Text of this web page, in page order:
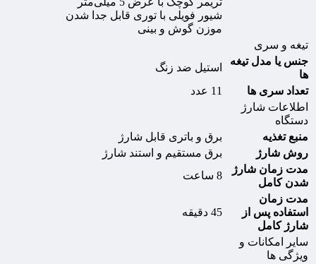
شیور فویلی با توری قابل جدا شدن
موزن گوش و بینی
تیغه و سری
جنس یا مدل تیغه
ها
استیل ضد زنگ
تعداد سری ها
11 عدد
اطلاعات شارژ
دستگاه
منبع تغذیه
برق و باتری قابل شارژ
روش شارژ
برق مستقیم و استند شارژ
مدت زمان شارژ
شدن كامل
8 ساعت
مدت زمان
استفاده پس از
شارژ کامل
45 دقیقه
سایر امکانات و
ویژگی ها